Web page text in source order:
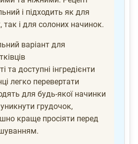
і підходить як для
так і для солоних начинок.
варіант для
та доступні інгредієнти
легко перевертати
для будь-якої начинки
грудочок,
краще просіяти перед